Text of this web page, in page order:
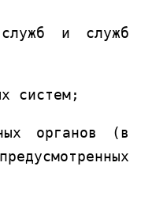
служб и служб
систем;
органов (в